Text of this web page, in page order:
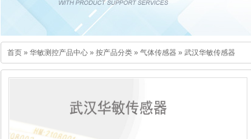
首页 » 华敏测控产品中心 » 按产品分类 » 气体传感器 » 武汉华敏传感器